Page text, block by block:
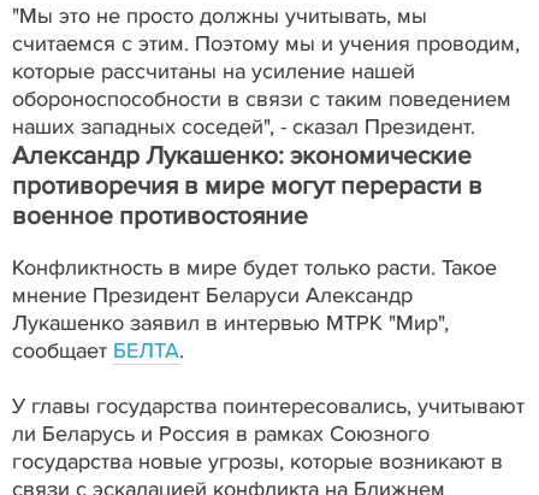
"Мы это не просто должны учитывать, мы
считаемся с этим. Поэтому мы и учения проводим,
которые рассчитаны на усиление нашей
обороноспособности в связи с таким поведением
наших западных соседей", - сказал Президент.
Александр Лукашенко: экономические
противоречия в мире могут перерасти в
военное противостояние
Конфликтность в мире будет только расти. Такое
мнение Президент Беларуси Александр
Лукашенко заявил в интервью МТРК "Мир",
сообщает БЕЛТА.
У главы государства поинтересовались, учитывают
ли Беларусь и Россия в рамках Союзного
государства новые угрозы, которые возникают в
связи с эскалацией конфликта на Ближнем